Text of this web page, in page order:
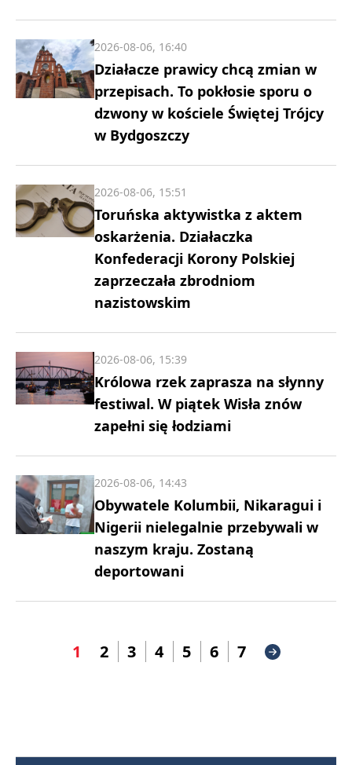
Działacze prawicy chcą zmian w
przepisach. To pokłosie sporu o
dzwony w kościele Świętej Trójcy
w Bydgoszczy
2026-08-06, 16:40
Toruńska aktywistka z aktem
oskarżenia. Działaczka
Konfederacji Korony Polskiej
zaprzeczała zbrodniom
nazistowskim
2026-08-06, 15:51
Królowa rzek zaprasza na słynny
festiwal. W piątek Wisła znów
zapełni się łodziami
2026-08-06, 15:39
Obywatele Kolumbii, Nikaragui i
Nigerii nielegalnie przebywali w
naszym kraju. Zostaną
deportowani
2026-08-06, 14:43
1 2 3 4 5 6 7